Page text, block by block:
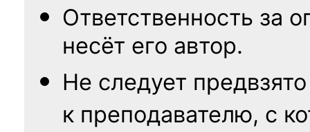
Ответственность за
несёт его автор.
Не следует
к преподавателю, с